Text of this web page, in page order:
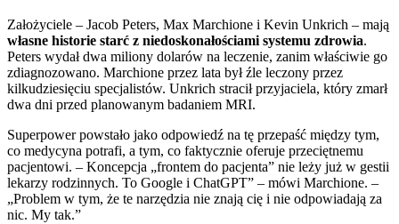
Założyciele – Jacob Peters, Max Marchione i Kevin Unkrich – mają
własne historie starć z niedoskonałościami systemu zdrowia.
Peters wydał dwa miliony dolarów na leczenie, zanim właściwie go
zdiagnozowano. Marchione przez lata był źle leczony przez
kilkudziesięciu specjalistów. Unkrich stracił przyjaciela, który zmarł
dwa dni przed planowanym badaniem MRI.
Superpower powstało jako odpowiedź na tę przepaść między tym,
co medycyna potrafi, a tym, co faktycznie oferuje przeciętnemu
pacjentowi. – Koncepcja „frontem do pacjenta” nie leży już w gestii
lekarzy rodzinnych. To Google i ChatGPT” – mówi Marchione. –
„Problem w tym, że te narzędzia nie znają cię i nie odpowiadają za
nic. My tak.”